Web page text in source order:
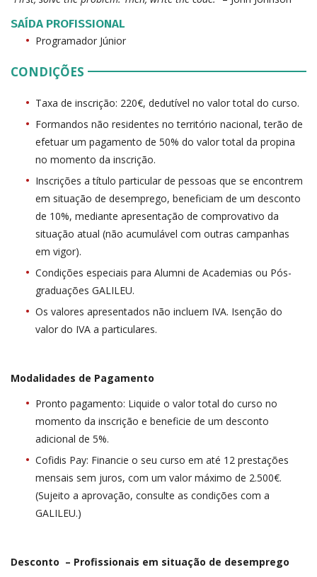
SAÍDA PROFISSIONAL
Programador Júnior
CONDIÇÕES
Taxa de inscrição: 220€, dedutível no valor total do curso.
Formandos não residentes no território nacional, terão de
efetuar um pagamento de 50% do valor total da propina
no momento da inscrição.
Inscrições a título particular de pessoas que se encontrem
em situação de desemprego, beneficiam de um desconto
de 10%, mediante apresentação de comprovativo da
situação atual (não acumulável com outras campanhas
em vigor).
Condições especiais para Alumni de Academias ou Pós-
graduações GALILEU.
Os valores apresentados não incluem IVA. Isenção do
valor do IVA a particulares.
Modalidades de Pagamento
Pronto pagamento: Liquide o valor total do curso no
momento da inscrição e beneficie de um desconto
adicional de 5%.
Cofidis Pay: Financie o seu curso em até 12 prestações
mensais sem juros, com um valor máximo de 2.500€.
(Sujeito a aprovação, consulte as condições com a
GALILEU.)
Desconto – Profissionais em situação de desemprego